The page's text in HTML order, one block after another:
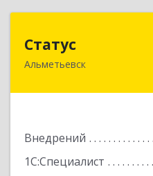
Статус
Альметьевск
Внедрений
1С:Специалист
423450, Татарстан